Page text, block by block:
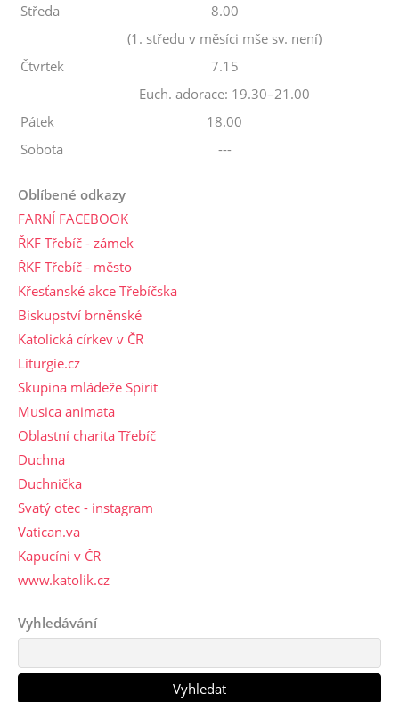
Středa
8.00
(1. středu v měsíci mše sv. není)
Čtvrtek
7.15
Euch. adorace: 19.30–21.00
Pátek
18.00
Sobota
---
Oblíbené odkazy
FARNÍ FACEBOOK
ŘKF Třebíč - zámek
ŘKF Třebíč - město
Křesťanské akce Třebíčska
Biskupství brněnské
Katolická církev v ČR
Liturgie.cz
Skupina mládeže Spirit
Musica animata
Oblastní charita Třebíč
Duchna
Duchnička
Svatý otec - instagram
Vatican.va
Kapucíni v ČR
www.katolik.cz
Vyhledávání